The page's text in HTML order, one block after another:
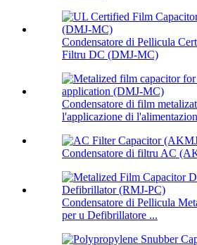
Condensatore di Pellicula
Filtru DC (DMJ-MC)
Condensatore di film
l'applicazione di
Condensatore di filtru AC
Condensatore di Pellicula
per u Defibrillatore ...